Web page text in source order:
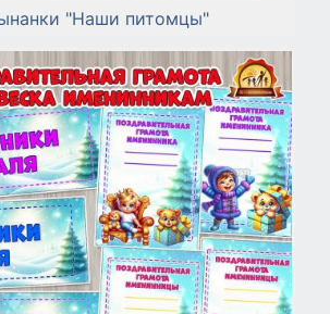
"Наши питомцы"